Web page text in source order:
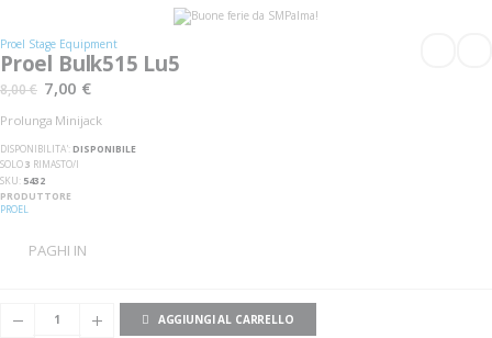
galleria
di
immagini
galleria
di
immagini
Proel Stage Equipment
Proel Bulk515 Lu5
8,00 € 7,00 €
Prolunga Minijack
DISPONIBILITA':DISPONIBILE
SOLO3 RIMASTO/I
SKU 5432
PRODUTTORE
PROEL
PAGHI IN
AGGIUNGI AL CARRELLO